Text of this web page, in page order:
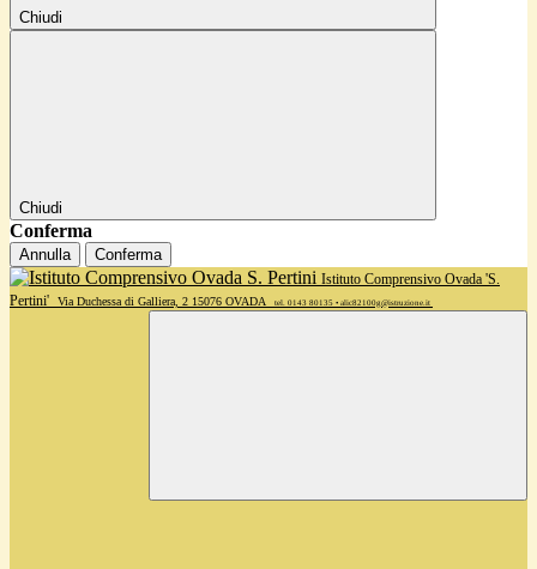
Chiudi
Chiudi
Conferma
Annulla Conferma
Istituto Comprensivo Ovada 'S.
Pertini'
Via Duchessa di Galliera, 2 15076 OVADA tel. 0143 80135 • alic82100g@istruzione.it